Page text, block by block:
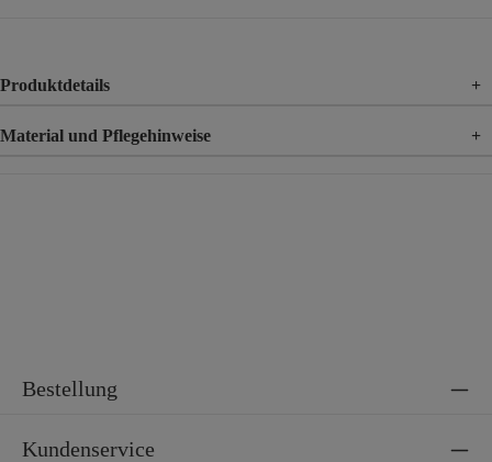
Produktdetails +
Material und Pflegehinweise +
Bestellung
Kundenservice